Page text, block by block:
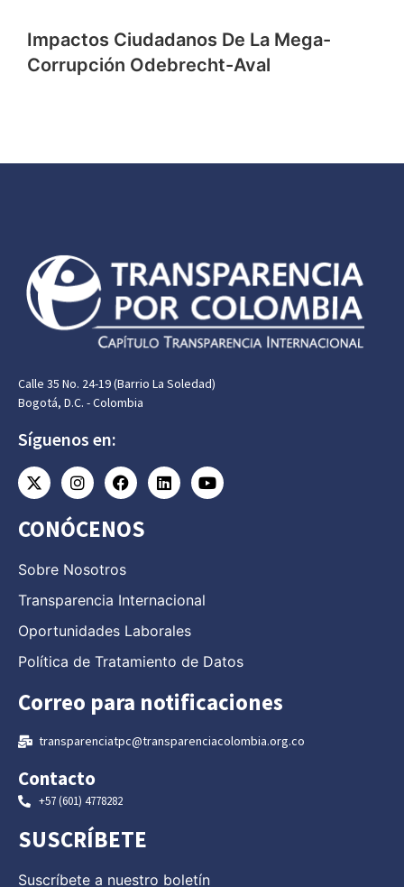
Impactos Ciudadanos De La Mega-
Corrupción Odebrecht-Aval
Calle 35 No. 24-19 (Barrio La Soledad)
Bogotá, D.C. - Colombia
Síguenos en:
CONÓCENOS
Sobre Nosotros
Transparencia Internacional
Oportunidades Laborales
Política de Tratamiento de Datos
Correo para notificaciones
transparenciatpc@transparenciacolombia.org.co
Contacto
+57 (601) 4778282
SUSCRÍBETE
Suscríbete a nuestro boletín